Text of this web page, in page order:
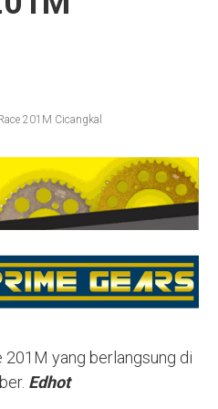
201M Cicangkal
201M yang berlangsung di
Edhot